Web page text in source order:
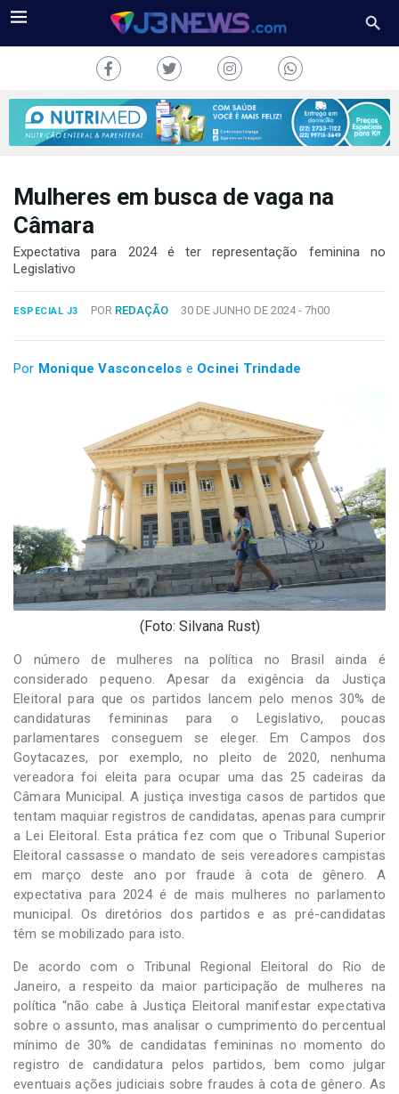
TV
CONOSCO
Copyright
Mulheres em busca de vaga na
Câmara
Expectativa para 2024 é ter representação feminina no
Legislativo
ESPECIAL J3 POR REDAÇÃO 30 DE JUNHO DE 2024 - 7h00
Por Monique Vasconcelos e Ocinei Trindade
(Foto: Silvana Rust)
O número de mulheres na política no Brasil ainda é
considerado pequeno. Apesar da exigência da Justiça
Eleitoral para que os partidos lancem pelo menos 30% de
candidaturas femininas para o Legislativo, poucas
parlamentares conseguem se eleger. Em Campos dos
Goytacazes, por exemplo, no pleito de 2020, nenhuma
vereadora foi eleita para ocupar uma das 25 cadeiras da
Câmara Municipal. A justiça investiga casos de partidos que
tentam maquiar registros de candidatas, apenas para cumprir
a Lei Eleitoral. Esta prática fez com que o Tribunal Superior
Eleitoral cassasse o mandato de seis vereadores campistas
em março deste ano por fraude à cota de gênero. A
expectativa para 2024 é de mais mulheres no parlamento
municipal. Os diretórios dos partidos e as pré-candidatas
têm se mobilizado para isto.
De acordo com o Tribunal Regional Eleitoral do Rio de
Janeiro, a respeito da maior participação de mulheres na
política “não cabe à Justiça Eleitoral manifestar expectativa
sobre o assunto, mas analisar o cumprimento do percentual
mínimo de 30% de candidatas femininas no momento do
registro de candidatura pelos partidos, bem como julgar
eventuais ações judiciais sobre fraudes à cota de gênero. As